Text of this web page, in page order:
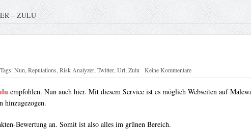
– ZULU
Tags:Nun,Reputations,Risk Analyzer,Twitter,Url,Zulu Keine Kommentare
empfohlen. Nun auch hier. Mit diesem Service ist es möglich Webseiten auf
hinzugezogen.
Bewertung an. Somit ist also alles im grünen Bereich.